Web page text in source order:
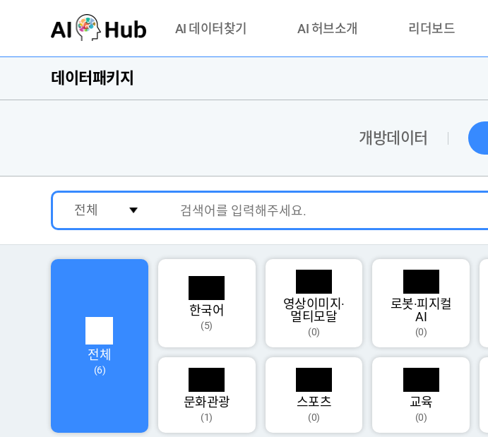
AI 데이터찾기
기관 제공 데이터
AI 허브소개
안심존이란?
리더보드
데이터패키지
개방데이터
전체
(6)
한국어
(5)
영상이미지·
멀티모달
(0)
로봇·피지컬
AI
(0)
문화관광
(1)
스포츠
(0)
교육
(0)